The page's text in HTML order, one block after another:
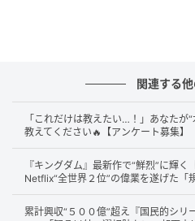
ることで写真の力を信じら
こへ、震災で父親を亡くし
真を撮ってほしいという願い
―。
関連する
「これだけは教えたい…！」あなたが
教えてください🔥【アンケート募集】
『キングダム』最新作で“鮮烈”に輝く
Netflix“全世界２位”の偉業を遂げた「
累計興収“５００億”超え『国民的シリ